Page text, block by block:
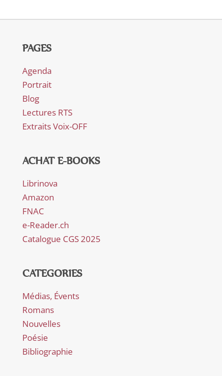
PAGES
Agenda
Portrait
Blog
Lectures RTS
Extraits Voix-OFF
ACHAT E-BOOKS
Librinova
Amazon
FNAC
e-Reader.ch
Catalogue CGS 2025
CATEGORIES
Médias, Évents
Romans
Nouvelles
Poésie
Bibliographie